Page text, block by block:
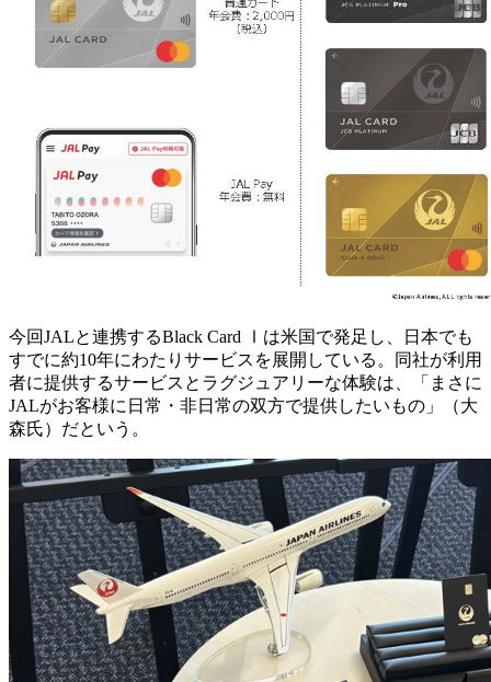
今回JALと連携するBlack Card Ⅰは米国で発足し、日本でも
すでに約10年にわたりサービスを展開している。同社が利用
者に提供するサービスとラグジュアリーな体験は、「まさに
JALがお客様に日常・非日常の双方で提供したいもの」（大
森氏）だという。